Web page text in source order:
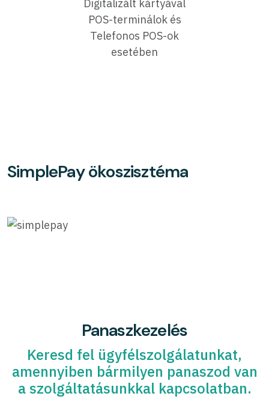
Digitalizált kártyával
POS-terminálok és
Telefonos POS-ok
esetében
SimplePay ökoszisztéma
Panaszkezelés
Keresd fel ügyfélszolgálatunkat,
amennyiben bármilyen panaszod van
a szolgáltatásunkkal kapcsolatban.